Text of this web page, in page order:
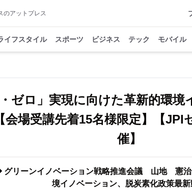
のアットプレス
イフスタイル スポーツ ビジネス テック モバイル
・ゼロ」実現に向けた革新的環
会場受講先着15名様限定】【JPI
催】
リーンイノベーション戦略推進会議 山地 憲
境イノベーション、脱炭素化政策最新